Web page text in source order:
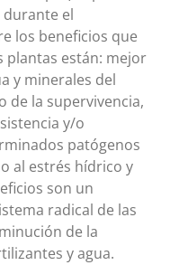
durante el
los beneficios que
plantas están: mejor
y minerales del
de la supervivencia,
y/o
patógenos
al estrés hídrico y
son un
radical de las
de la
y agua.